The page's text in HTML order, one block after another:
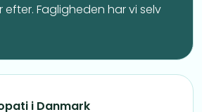
efter. Fagligheden har vi selv
i Danmark